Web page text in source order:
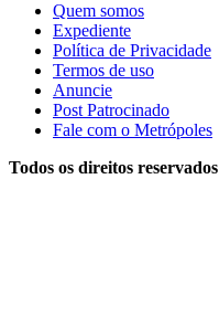
Quem somos
Expediente
Política de Privacidade
Termos de uso
Anuncie
Post Patrocinado
Fale com o Metrópoles
Todos os direitos reservados